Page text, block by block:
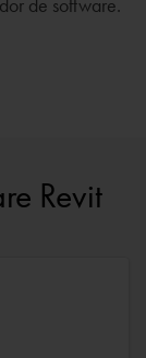
Revit